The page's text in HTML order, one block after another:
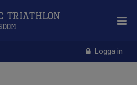
Logga in
Triathlon